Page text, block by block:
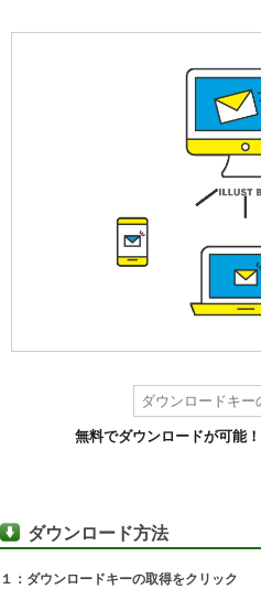
無料でダウンロードが可能！
ダウンロード方法
１：ダウンロードキーの取得をクリック